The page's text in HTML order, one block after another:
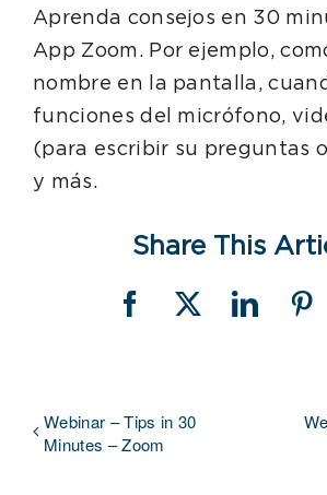
Aprenda consejos en 30
App Zoom. Por ejemplo,
nombre en la pantalla,
funciones del micrófono,
(para escribir su preguntas
y más.
Share This
Facebook
X
Webinar – Tips in 30
Minutes – Zoom